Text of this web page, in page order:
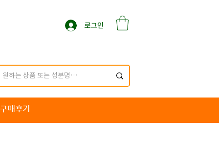
로그인
구매후기